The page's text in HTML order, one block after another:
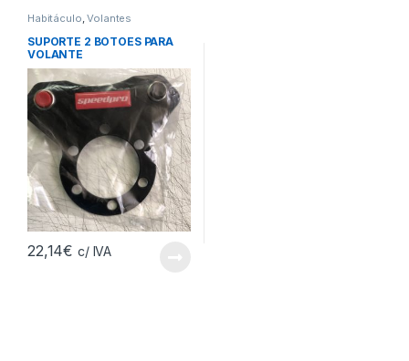
Habitáculo,Volantes
SUPORTE 2 BOTOES PARA
VOLANTE
22,14€ c/ IVA